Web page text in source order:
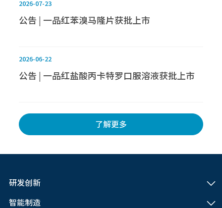
2026-07-23
公告 | 一品红苯溴马隆片获批上市
2026-06-22
公告 | 一品红盐酸丙卡特罗口服溶液获批上市
了解更多
研发创新
智能制造